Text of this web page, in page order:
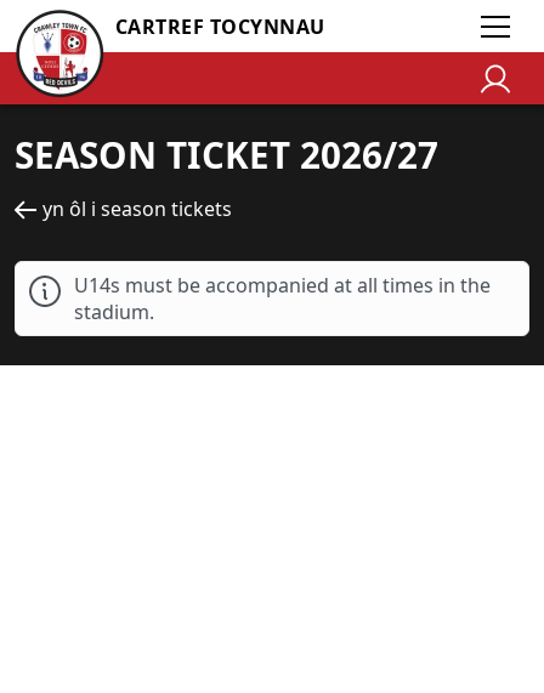
CARTREF TOCYNNAU
SEASON TICKET 2026/27
yn ôl i season tickets
U14s must be accompanied at all times in the
stadium.